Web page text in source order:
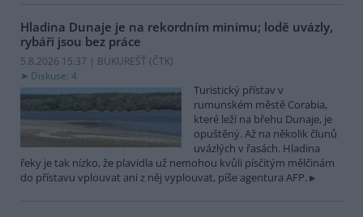
Hladina Dunaje je na rekordním minimu; lodě uvázly,
rybáři jsou bez práce
5.8.2026 15:37 | BUKUREŠŤ (ČTK)
Diskuse: 4
Turistický přístav v
rumunském městě Corabia,
které leží na břehu Dunaje, je
opuštěný. Až na několik člunů
uvázlých v řasách. Hladina
řeky je tak nízko, že plavidla už nemohou kvůli písčitým mělčinám
do přístavu vplouvat ani z něj vyplouvat, píše agentura AFP.